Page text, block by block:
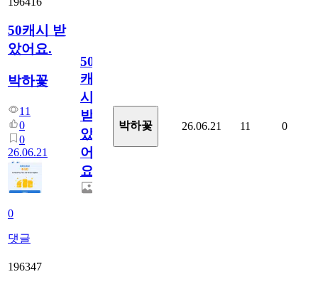
50캐시 받
았어요.
박하꽃
11
0
0
26.06.21
0
댓글
50
캐
시
받
았
어
요.
박하꽃 26.06.21 11 0
196347